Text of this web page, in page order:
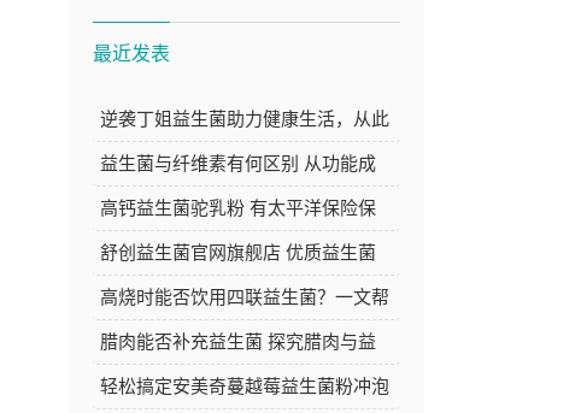
最近发表
逆袭丁姐益生菌助力健康生活，从此
告别肠胃困扰焕发新活力
益生菌与纤维素有何区别 从功能成
分等方面深度解析
高钙益生菌驼乳粉 有太平洋保险保
障 品质与安心的双重选择
舒创益生菌官网旗舰店 优质益生菌
产品的选购好去处
高烧时能否饮用四联益生菌？一文帮
你解答
腊肉能否补充益生菌 探究腊肉与益
生菌的关系
轻松搞定安美奇蔓越莓益生菌粉冲泡